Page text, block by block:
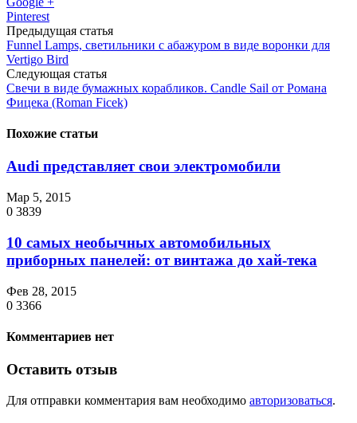
Pinterest
Предыдущая статья
Funnel Lamps, светильники с абажуром в виде воронки для
Vertigo Bird
Следующая статья
Свечи в виде бумажных корабликов. Candle Sail от Романa
Фицекa (Roman Ficek)
Похожие статьи
Audi представляет свои электромобили
Мар 5, 2015
0 3839
10 самых необычных автомобильных
приборных панелей: от винтажа до хай-тека
Фев 28, 2015
0 3366
Комментариев нет
Оставить отзыв
Для отправки комментария вам необходимо авторизоваться.